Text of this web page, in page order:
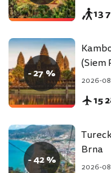
13
- 27 %
(Siem
2026-
15
- 42 %
Brna
2026-